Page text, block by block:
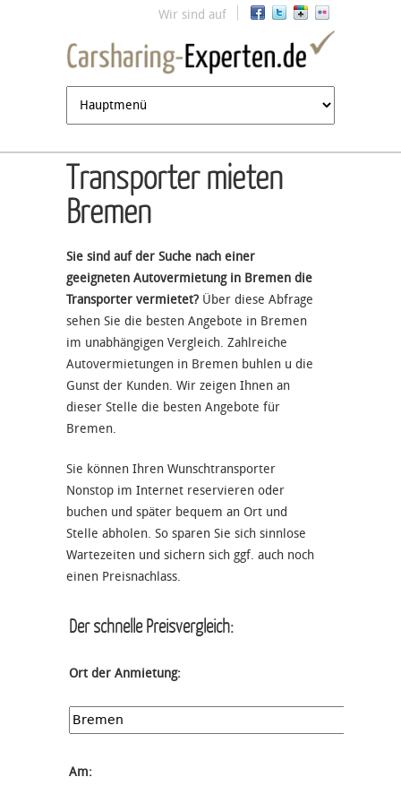
Jump to navigation
Wir sind auf
Transporter mieten
Bremen
Sie sind auf der Suche nach einer
geeigneten Autovermietung in Bremen die
Transporter vermietet? Über diese Abfrage
sehen Sie die besten Angebote in Bremen
im unabhängigen Vergleich. Zahlreiche
Autovermietungen in Bremen buhlen u die
Gunst der Kunden. Wir zeigen Ihnen an
dieser Stelle die besten Angebote für
Bremen.
Sie können Ihren Wunschtransporter
Nonstop im Internet reservieren oder
buchen und später bequem an Ort und
Stelle abholen. So sparen Sie sich sinnlose
Wartezeiten und sichern sich ggf. auch noch
einen Preisnachlass.
Der schnelle Preisvergleich:
Ort der Anmietung:
Am: